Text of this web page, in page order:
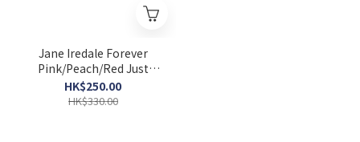
Jane Iredale Forever
Pink/Peach/Red Just
Kissed Lip and Cheek
Stain 熣燦滋潤豐唇蜜 3g
HK$250.00
HK$330.00